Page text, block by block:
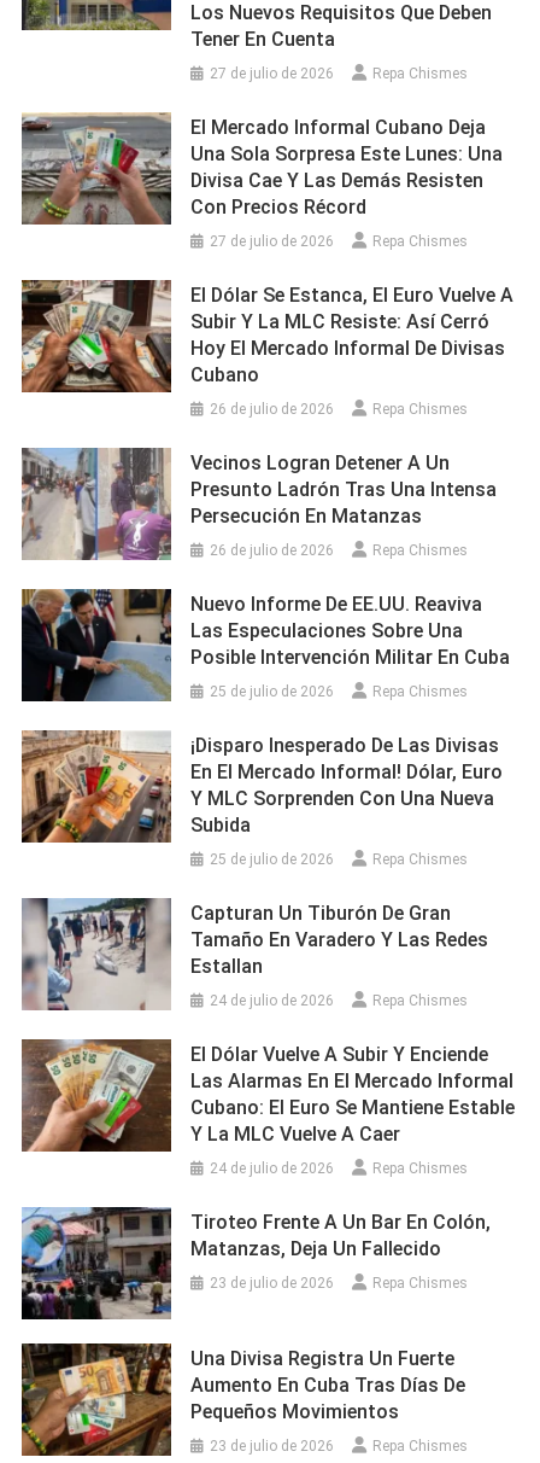
Los Nuevos Requisitos Que Deben
Tener En Cuenta
27 de julio de 2026 Repa Chismes
El Mercado Informal Cubano Deja
Una Sola Sorpresa Este Lunes: Una
Divisa Cae Y Las Demás Resisten
Con Precios Récord
27 de julio de 2026 Repa Chismes
El Dólar Se Estanca, El Euro Vuelve A
Subir Y La MLC Resiste: Así Cerró
Hoy El Mercado Informal De Divisas
Cubano
26 de julio de 2026 Repa Chismes
Vecinos Logran Detener A Un
Presunto Ladrón Tras Una Intensa
Persecución En Matanzas
26 de julio de 2026 Repa Chismes
Nuevo Informe De EE.UU. Reaviva
Las Especulaciones Sobre Una
Posible Intervención Militar En Cuba
25 de julio de 2026 Repa Chismes
¡Disparo Inesperado De Las Divisas
En El Mercado Informal! Dólar, Euro
Y MLC Sorprenden Con Una Nueva
Subida
25 de julio de 2026 Repa Chismes
Capturan Un Tiburón De Gran
Tamaño En Varadero Y Las Redes
Estallan
24 de julio de 2026 Repa Chismes
El Dólar Vuelve A Subir Y Enciende
Las Alarmas En El Mercado Informal
Cubano: El Euro Se Mantiene Estable
Y La MLC Vuelve A Caer
24 de julio de 2026 Repa Chismes
Tiroteo Frente A Un Bar En Colón,
Matanzas, Deja Un Fallecido
23 de julio de 2026 Repa Chismes
Una Divisa Registra Un Fuerte
Aumento En Cuba Tras Días De
Pequeños Movimientos
23 de julio de 2026 Repa Chismes